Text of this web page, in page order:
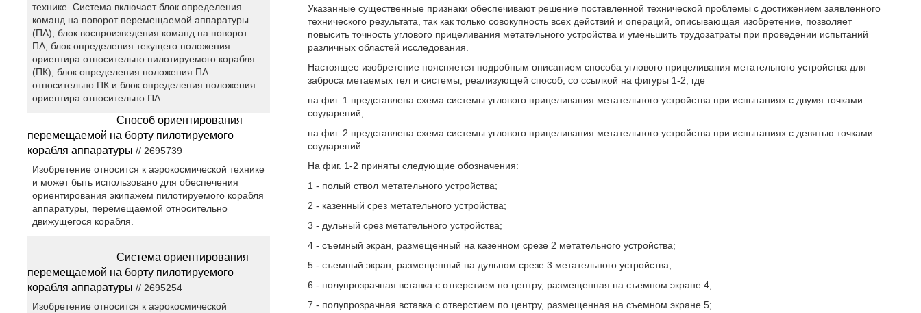
Указанные существенные признаки обеспечивают решение поставленной технической проблемы с достижением заявленного
технического результата, так как только совокупность всех действий и операций, описывающая изобретение, позволяет
повысить точность углового прицеливания метательного устройства и уменьшить трудозатраты при проведении испытаний
различных областей исследования.
Настоящее изобретение поясняется подробным описанием способа углового прицеливания метательного устройства для
заброса метаемых тел и системы, реализующей способ, со ссылкой на фигуры 1-2, где
на фиг. 1 представлена схема системы углового прицеливания метательного устройства при испытаниях с двумя точками
соударений;
на фиг. 2 представлена схема системы углового прицеливания метательного устройства при испытаниях с девятью точками
соударений.
На фиг. 1-2 приняты следующие обозначения:
1 - полый ствол метательного устройства;
2 - казенный срез метательного устройства;
3 - дульный срез метательного устройства;
4 - съемный экран, размещенный на казенном срезе 2 метательного устройства;
5 - съемный экран, размещенный на дульном срезе 3 метательного устройства;
6 - полупрозрачная вставка с отверстием по центру, размещенная на съемном экране 4;
7 - полупрозрачная вставка с отверстием по центру, размещенная на съемном экране 5;
технике. Система включает блок определения
команд на поворот перемещаемой аппаратуры
(ПА), блок воспроизведения команд на поворот
ПА, блок определения текущего положения
ориентира относительно пилотируемого корабля
(ПК), блок определения положения ПА
относительно ПК и блок определения положения
ориентира относительно ПА.
Способ ориентирования
перемещаемой на борту пилотируемого
корабля аппаратуры // 2695739
Изобретение относится к аэрокосмической технике
и может быть использовано для обеспечения
ориентирования экипажем пилотируемого корабля
аппаратуры, перемещаемой относительно
движущегося корабля.
Система ориентирования
перемещаемой на борту пилотируемого
корабля аппаратуры // 2695254
Изобретение относится к аэрокосмической